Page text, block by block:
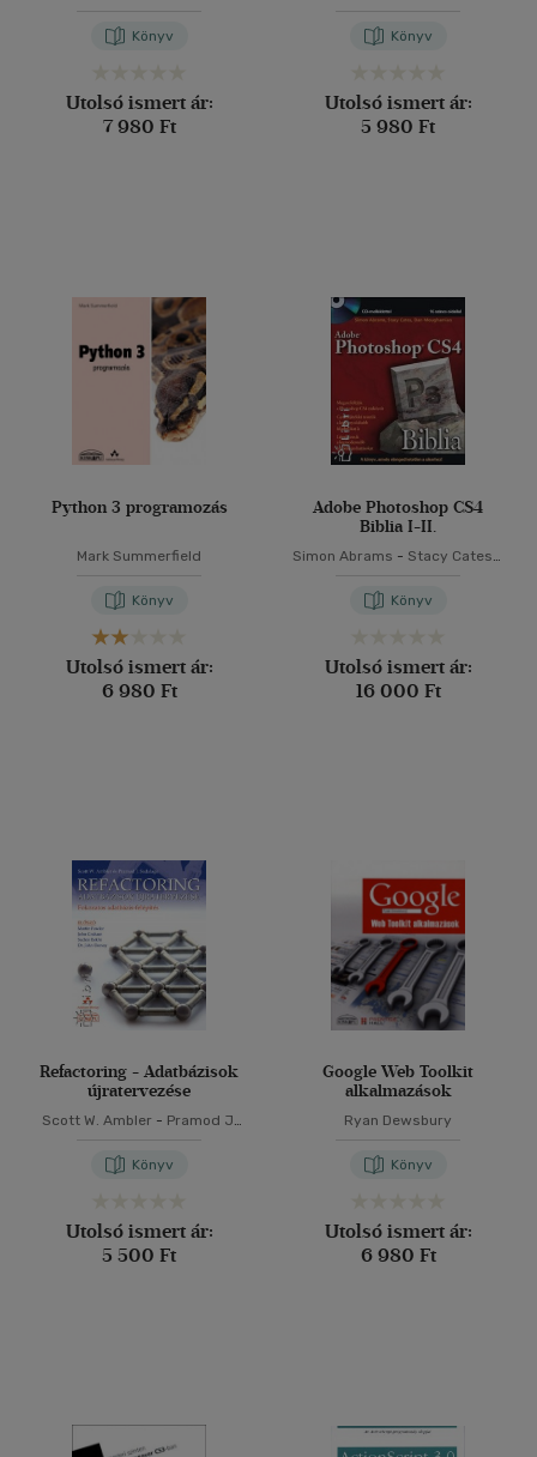
Könyv
Utolsó ismert ár:
7 980 Ft
-Doug Lea
Peierls
Könyv
Utolsó ismert ár:
5 980 Ft
Python 3 programozás
Mark Summerfield
Könyv
Utolsó ismert ár:
6 980 Ft
Adobe Photoshop CS4
Biblia I-II.
Simon Abrams - Stacy Cates-
Könyv
Utolsó ismert ár:
16 000 Ft
Refactoring - Adatbázisok
újratervezése
Scott W. Ambler - Pramod J.
Könyv
Utolsó ismert ár:
5 500 Ft
Google Web Toolkit
alkalmazások
Ryan Dewsbury
Könyv
Utolsó ismert ár:
6 980 Ft